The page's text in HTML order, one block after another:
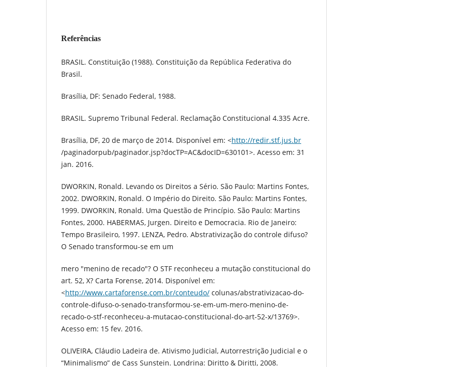
Referências
BRASIL. Constituição (1988). Constituição da República Federativa do
Brasil.
Brasília, DF: Senado Federal, 1988.
BRASIL. Supremo Tribunal Federal. Reclamação Constitucional 4.335 Acre.
Brasília, DF, 20 de março de 2014. Disponível em: <http://redir.stf.jus.br
/paginadorpub/paginador.jsp?docTP=AC&docID=630101>. Acesso em: 31
jan. 2016.
DWORKIN, Ronald. Levando os Direitos a Sério. São Paulo: Martins Fontes,
2002. DWORKIN, Ronald. O Império do Direito. São Paulo: Martins Fontes,
1999. DWORKIN, Ronald. Uma Questão de Princípio. São Paulo: Martins
Fontes, 2000. HABERMAS, Jurgen. Direito e Democracia. Rio de Janeiro:
Tempo Brasileiro, 1997. LENZA, Pedro. Abstrativização do controle difuso?
O Senado transformou-se em um
mero "menino de recado"? O STF reconheceu a mutação constitucional do
art. 52, X? Carta Forense, 2014. Disponível em:
<http://www.cartaforense.com.br/conteudo/ colunas/abstrativizacao-do-
controle-difuso-o-senado-transformou-se-em-um-mero-menino-de-
recado-o-stf-reconheceu-a-mutacao-constitucional-do-art-52-x/13769>.
Acesso em: 15 fev. 2016.
OLIVEIRA, Cláudio Ladeira de. Ativismo Judicial, Autorrestrição Judicial e o
“Minimalismo” de Cass Sunstein. Londrina: Diritto & Diritti, 2008.